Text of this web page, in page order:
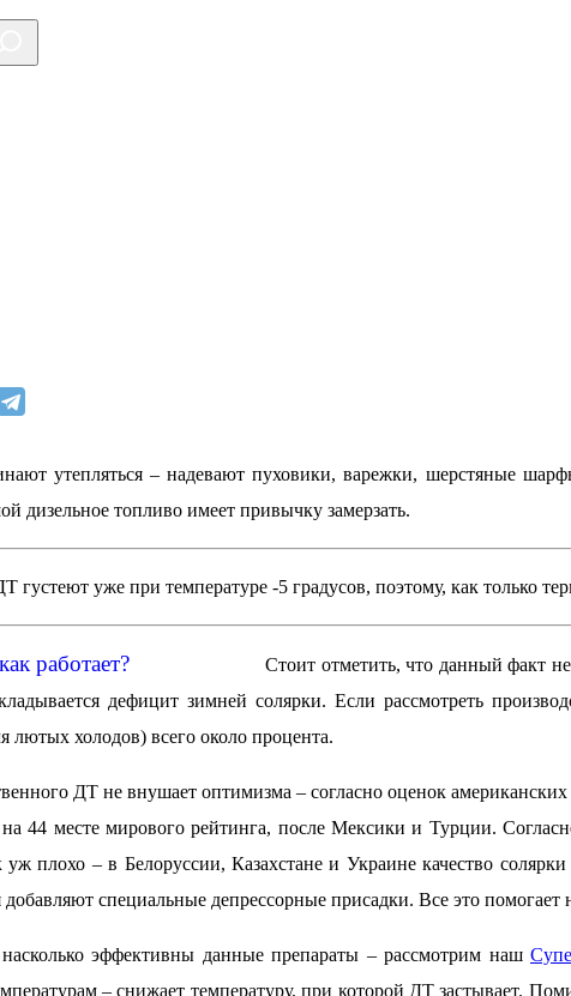
утепляться – надевают пуховики, варежки, шерстяные
дизельное топливо имеет привычку замерзать.
густеют уже при температуре -5 градусов, поэтому, как только
Стоит отметить, что данный факт
дефицит зимней солярки. Если рассмотреть
лютых холодов) всего около процента.
ДТ не внушает оптимизма – согласно оценок
44 месте мирового рейтинга, после Мексики и Турции.
уж плохо – в Белоруссии, Казахстане и Украине качество
добавляют специальные депрессорные присадки. Все это помогает
эффективны данные препараты – рассмотрим наш
– снижает температуру, при которой ДТ застывает.